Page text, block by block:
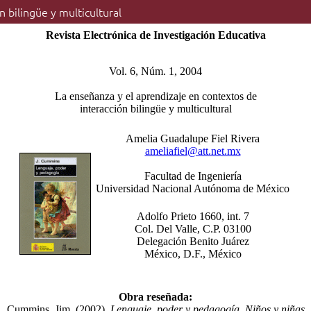
bilingüe y multicultural